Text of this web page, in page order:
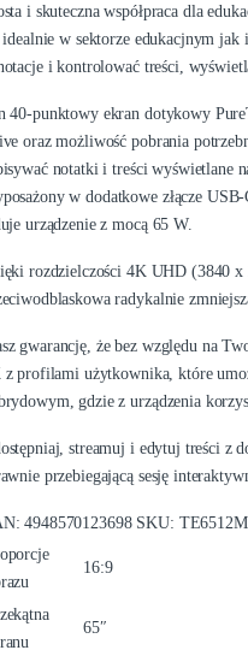
i skuteczna współpraca dla
idealnie w sektorze edukacjnym
i kontrolować treści,
40-punktowy ekran dotykowy
oraz możliwość pobrania
notatki i treści wyświetlane
w dodatkowe złącze
urządzenie z mocą 65 W.
rozdzielczości 4K UHD (3840 x
radykalnie
gwarancję, że bez względu na
z profilami użytkownika, które
gdzie z urządzenia
streamuj i edytuj treści z
przebiegającą sesję
4948570123698 SKU:
16:9
65″